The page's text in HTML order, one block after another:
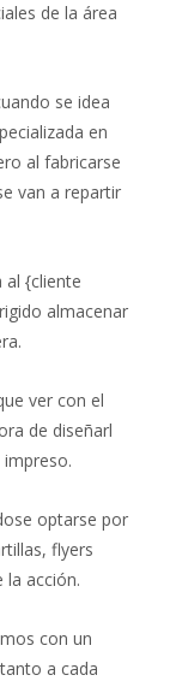
de la área
se idea
en
al fabricarse
van a repartir
{cliente
almacenar
ver con el
de diseñarl
optarse por
flyers
la acción.
con un
a cada